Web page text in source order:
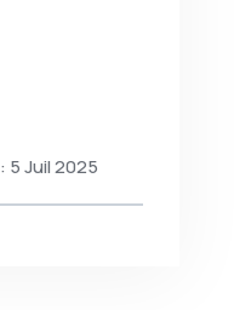
: 5 Juil 2025